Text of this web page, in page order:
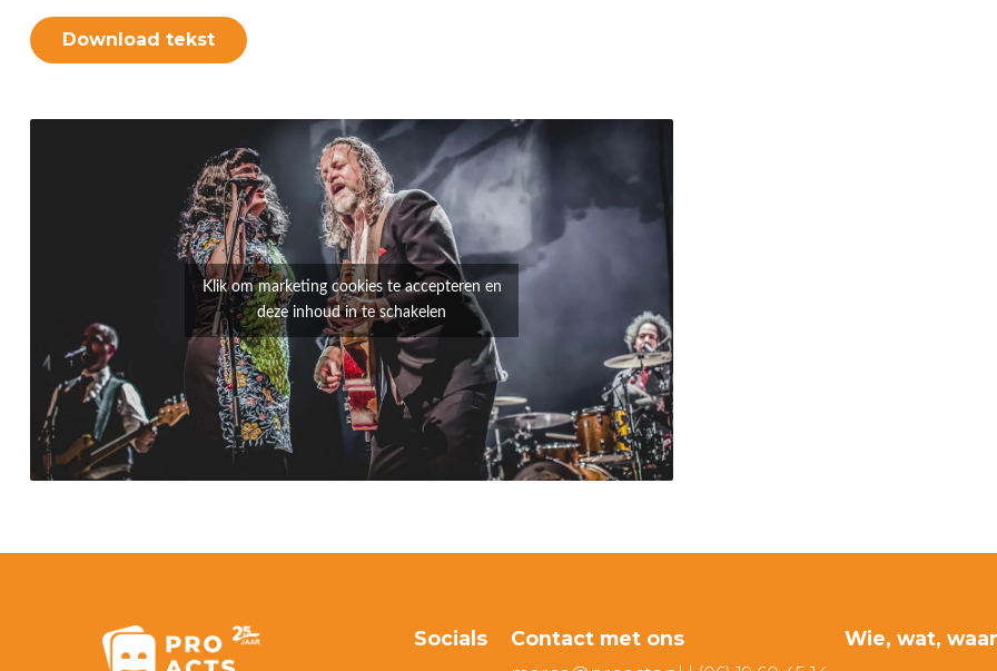
Download tekst
Klik om marketing cookies te accepteren en
deze inhoud in te schakelen
Socials Contact met ons Wie, wat,